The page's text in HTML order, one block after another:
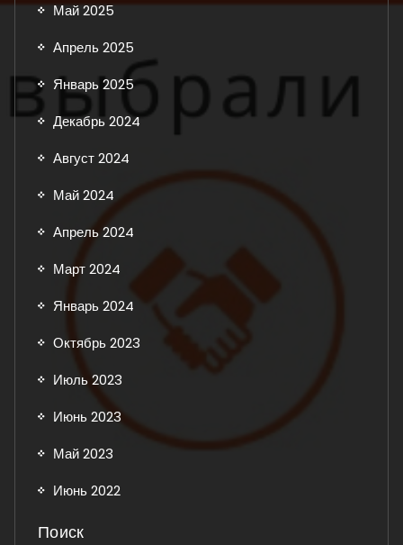
Май 2025
Апрель 2025
Январь 2025
Декабрь 2024
Август 2024
Май 2024
Апрель 2024
Март 2024
Январь 2024
Октябрь 2023
Июль 2023
Июнь 2023
Май 2023
Июнь 2022
Поиск